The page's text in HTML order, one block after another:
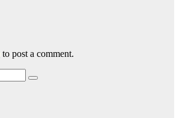
to post a comment.